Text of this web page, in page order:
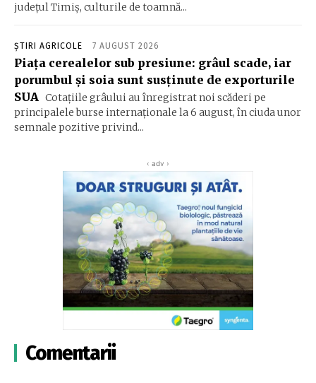
județul Timiș, culturile de toamnă...
ȘTIRI AGRICOLE 7 AUGUST 2026
Piața cerealelor sub presiune: grâul scade, iar
porumbul și soia sunt susținute de exporturile
SUA Cotațiile grâului au înregistrat noi scăderi pe
principalele burse internaționale la 6 august, în ciuda unor
semnale pozitive privind...
‹ adv ›
Comentarii